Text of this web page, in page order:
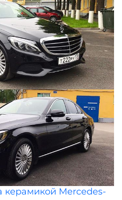
керамикой Mercedes-